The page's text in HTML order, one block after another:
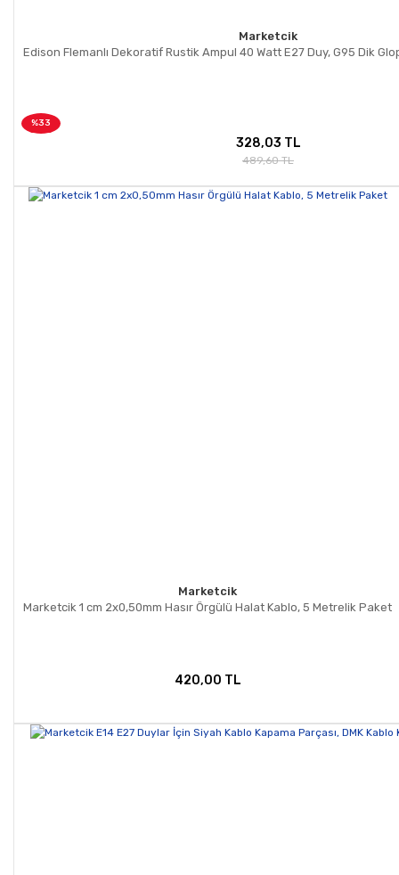
Marketcik
Edison Flemanlı Dekoratif Rustik Ampul 40 Watt E27 Duy, G95 Dik
%33
328,03 TL
489,60 TL
Marketcik
Marketcik 1 cm 2x0,50mm Hasır Örgülü Halat Kablo, 5 Metrelik Paket
420,00 TL